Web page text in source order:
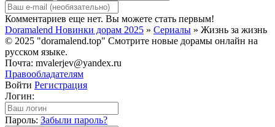
Комментариев еще нет. Вы можете стать первым!
Doramalend Новинки дорам 2025 » Сериалы » Жизнь за жизнь
© 2025 "doramalend.top" Смотрите новые дорамы онлайн на
русском языке.
Почта: mvalerjev@yandex.ru
Правообладателям
Войти Регистрация
Логин:
Пароль: Забыли пароль?